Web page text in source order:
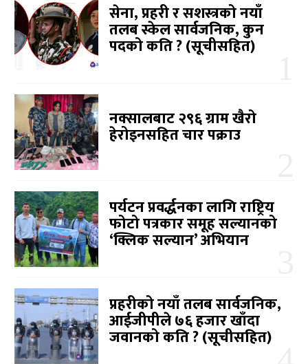
सेना, प्रहरी र सशस्त्रको नयाँ
तलब स्केल सार्वजनिक, कुन
पदको कति ? (सूचीसहित)
नक्सालबाट २९६ ग्राम खैरो
हेरोइनसहित चार पक्राउ
पर्यटन प्रवर्द्धनका लागि राष्ट्रिय
फोटो पत्रकार समूह सल्यानको
‘क्लिक सल्यान’ अभियान
प्रहरीको नयाँ तलब सार्वजनिक,
आईजीपीले ७६ हजार खाँदा
जवानको कति ? (सूचीसहित)